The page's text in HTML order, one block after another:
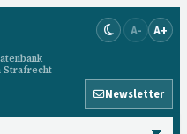
Strafrecht
A- A+
Newsletter